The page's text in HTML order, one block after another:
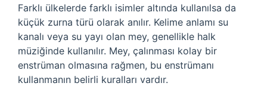
Farklı ülkelerde farklı isimler altında kullanılsa da
küçük zurna türü olarak anılır. Kelime anlamı su
kanalı veya su yayı olan mey, genellikle halk
müziğinde kullanılır. Mey, çalınması kolay bir
enstrüman olmasına rağmen, bu enstrümanı
kullanmanın belirli kuralları vardır.